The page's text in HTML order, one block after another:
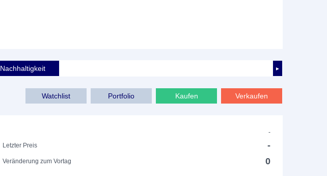
►
Nachhaltigkeit
Watchlist Portfolio Kaufen Verkaufen
-
Letzter Preis
-
Veränderung zum Vortag 0